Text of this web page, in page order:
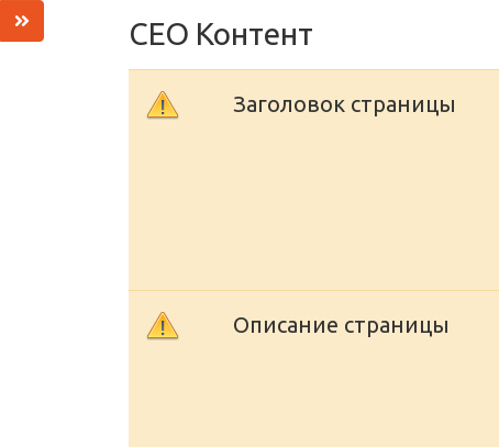
СЕО Контент
Заголовок страницы
Описание страницы